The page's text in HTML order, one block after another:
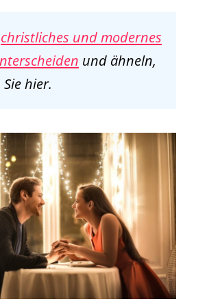
christliches und modernes
und ähneln,
hier.